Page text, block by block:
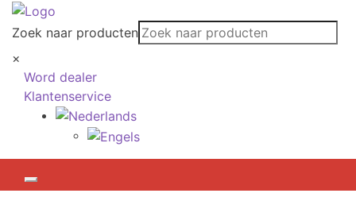
Zoek naar producten
×
Word dealer
Klantenservice